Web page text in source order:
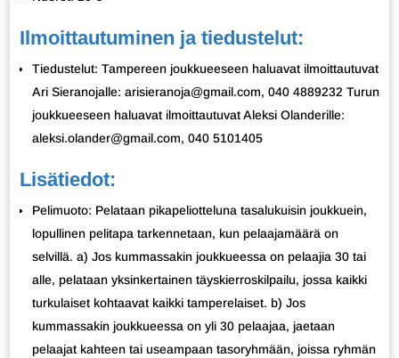
Ilmoittautuminen ja tiedustelut:
Tiedustelut: Tampereen joukkueeseen haluavat ilmoittautuvat
Ari Sieranojalle: arisieranoja@gmail.com, 040 4889232 Turun
joukkueeseen haluavat ilmoittautuvat Aleksi Olanderille:
aleksi.olander@gmail.com, 040 5101405
Lisätiedot:
Pelimuoto: Pelataan pikapeliotteluna tasalukuisin joukkuein,
lopullinen pelitapa tarkennetaan, kun pelaajamäärä on
selvillä. a) Jos kummassakin joukkueessa on pelaajia 30 tai
alle, pelataan yksinkertainen täyskierroskilpailu, jossa kaikki
turkulaiset kohtaavat kaikki tamperelaiset. b) Jos
kummassakin joukkueessa on yli 30 pelaajaa, jaetaan
pelaajat kahteen tai useampaan tasoryhmään, joissa ryhmän